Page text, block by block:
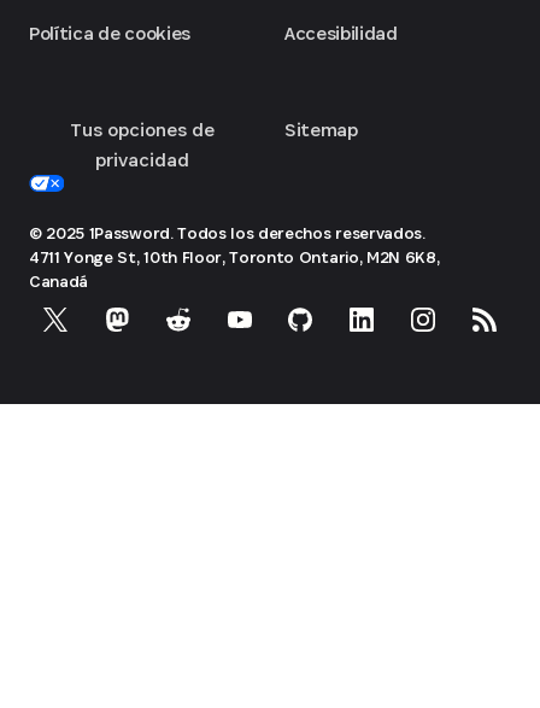
Política de cookies
Tus opciones de
privacidad
Accesibilidad
Sitemap
© 2025 1Password. Todos los derechos reservados.
4711 Yonge St, 10th Floor, Toronto Ontario, M2N 6K8,
Canadá